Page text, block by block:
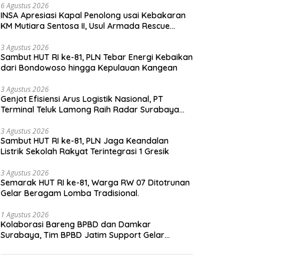
6 Agustus 2026
INSA Apresiasi Kapal Penolong usai Kebakaran
KM Mutiara Sentosa II, Usul Armada Rescue
3 Agustus 2026
Sambut HUT RI ke-81, PLN Tebar Energi Kebaikan
dari Bondowoso hingga Kepulauan Kangean
3 Agustus 2026
Genjot Efisiensi Arus Logistik Nasional, PT
Terminal Teluk Lamong Raih Radar Surabaya
3 Agustus 2026
Sambut HUT RI ke-81, PLN Jaga Keandalan
Listrik Sekolah Rakyat Terintegrasi 1 Gresik
3 Agustus 2026
Semarak HUT RI ke-81, Warga RW 07 Ditotrunan
Gelar Beragam Lomba Tradisional.
1 Agustus 2026
Kolaborasi Bareng BPBD dan Damkar
Surabaya, Tim BPBD Jatim Support Gelar